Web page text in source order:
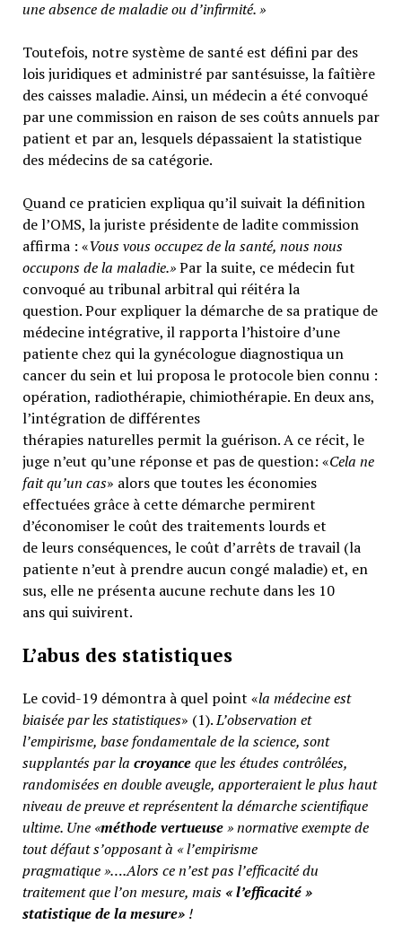
une absence de maladie ou d’infirmité.»
Toutefois, notre système de santé est défini par des
lois juridiques et administré par santésuisse, la faîtière
des caisses maladie. Ainsi, un médecin a été convoqué
par une commission en raison de ses coûts annuels par
patient et par an, lesquels dépassaient la statistique
des médecins de sa catégorie.
Quand ce praticien expliqua qu’il suivait la définition
de l’OMS, la juriste présidente de ladite commission
affirma : «Vous vous occupez de la santé, nous nous
occupons de la maladie.»Par la suite, ce médecin fut
convoqué au tribunal arbitral qui réitéra la
question. Pour expliquer la démarche de sa pratique de
médecine intégrative, il rapporta l’histoire d’une
patiente chez qui la gynécologue diagnostiqua un
cancer du sein et lui proposa le protocole bien connu :
opération, radiothérapie, chimiothérapie. En deux ans,
l’intégration de différentes
thérapies naturelles permit la guérison. A ce récit, le
juge n’eut qu’une réponse et pas de question: «Cela ne
fait qu’un cas» alors que toutes les économies
effectuées grâce à cette démarche permirent
d’économiser le coût des traitements lourds et
de leurs conséquences, le coût d’arrêts de travail (la
patiente n’eut à prendre aucun congé maladie) et, en
sus, elle ne présenta aucune rechute dans les 10
ans qui suivirent.
L’abus des statistiques
Le covid-19 démontra à quel point «la médecine est
biaisée par les statistiques» (1).L’observation et
l’empirisme, base fondamentale de la science, sont
supplantés par la croyanceque les études contrôlées,
randomisées en double aveugle, apporteraient le plus haut
niveau de preuve et représentent la démarche scientifique
ultime. Une «méthode vertueuse» normative exempte de
tout défaut s’opposant à « l’empirisme
pragmatique »….Alors ce n’est pas l’efficacité du
traitement que l’on mesure, mais «l’efficacité »
statistique de la mesure» !